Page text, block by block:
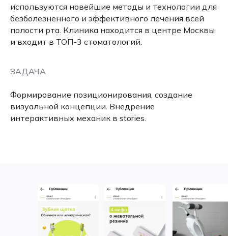
используются новейшие методы и технологии для
безболезненного и эффективного лечения всей
полости рта. Клиника находится в центре Москвы
и входит в ТОП-3 стоматологий.
ЗАДАЧА
Формирование позиционирования, создание
визуальной концепции. Внедрение
интерактивных механик в stories.